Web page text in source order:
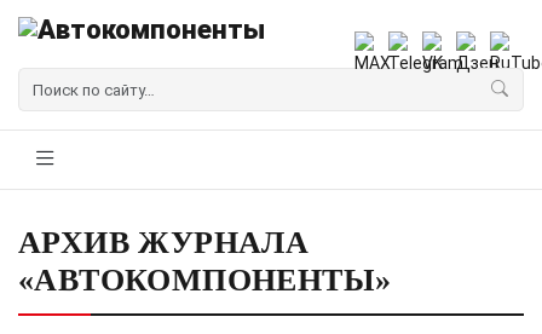
АРХИВ ЖУРНАЛА
«АВТОКОМПОНЕНТЫ»